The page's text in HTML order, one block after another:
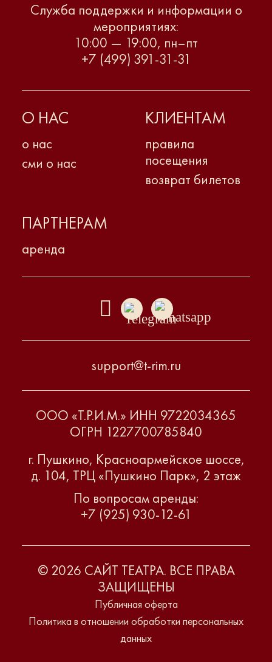
Служба поддержки и информации о
мероприятиях:
10:00 — 19:00, пн–пт
+7 (499) 391-31-31
О НАС
о нас
сми о нас
КЛИЕНТАМ
правила
посещения
возврат билетов
ПАРТНЕРАМ
аренда
support@t-rim.ru
ООО «Т.Р.И.М.» ИНН 9722034365
ОГРН 1227700785840
г. Пушкино, Красноармейское шоссе,
д. 104, ТРЦ «Пушкино Парк», 2 этаж
По вопросам аренды:
+7 (925) 930-12-61
© 2026 САЙТ ТЕАТРА. ВСЕ ПРАВА
ЗАЩИЩЕНЫ
Публичная оферта
Политика в отношении обработки персональных
данных